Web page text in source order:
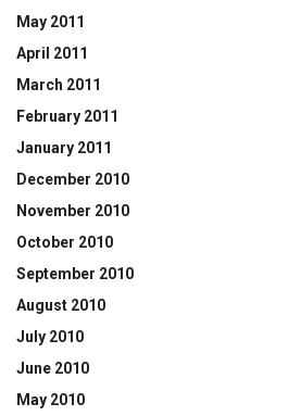
May 2011
April 2011
March 2011
February 2011
January 2011
December 2010
November 2010
October 2010
September 2010
August 2010
July 2010
June 2010
May 2010